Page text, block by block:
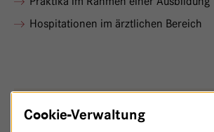
Hospitationen im ärztlichen Bereich
IHR KONTAKT FÜR
Cookie-Verwaltung